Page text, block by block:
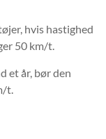
hvis hastighed
50 km/t.
et år, bør den
t.